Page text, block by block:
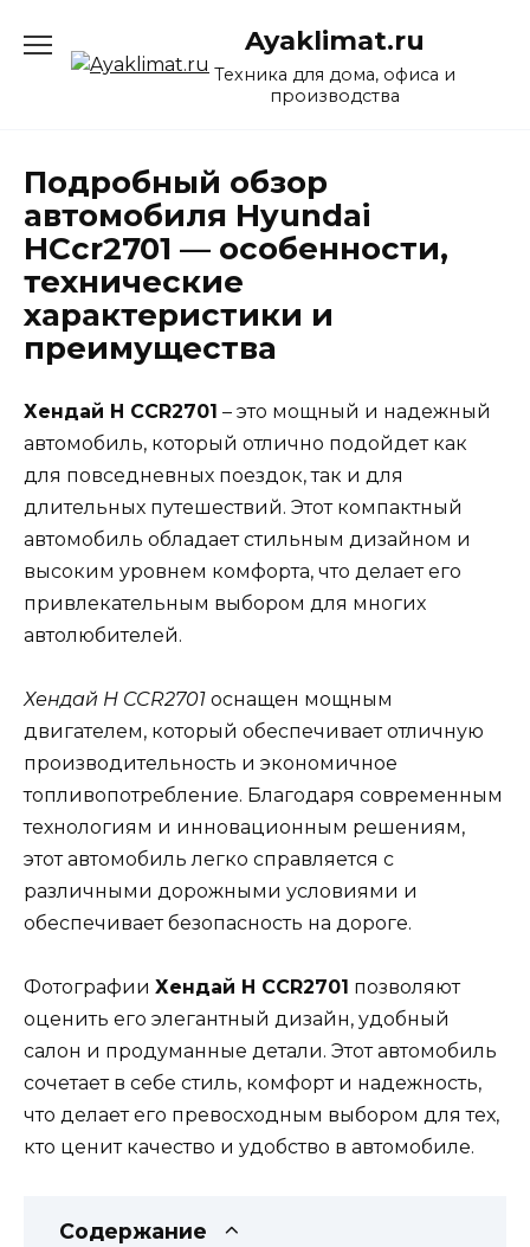
содержанию
Ayaklimat.ru
Техника для дома, офиса и
производства
Подробный обзор
автомобиля Hyundai
HCcr2701 — особенности,
технические
характеристики и
преимущества
Хендай H CCR2701 – это мощный и надежный
автомобиль, который отлично подойдет как
для повседневных поездок, так и для
длительных путешествий. Этот компактный
автомобиль обладает стильным дизайном и
высоким уровнем комфорта, что делает его
привлекательным выбором для многих
автолюбителей.
Хендай H CCR2701 оснащен мощным
двигателем, который обеспечивает отличную
производительность и экономичное
топливопотребление. Благодаря современным
технологиям и инновационным решениям,
этот автомобиль легко справляется с
различными дорожными условиями и
обеспечивает безопасность на дороге.
Фотографии Хендай H CCR2701 позволяют
оценить его элегантный дизайн, удобный
салон и продуманные детали. Этот автомобиль
сочетает в себе стиль, комфорт и надежность,
что делает его превосходным выбором для тех,
кто ценит качество и удобство в автомобиле.
Содержание